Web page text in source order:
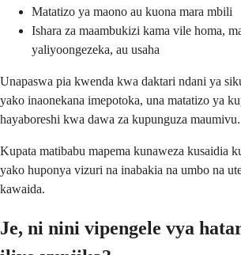
Matatizo ya maono au kuona mara mbili
Ishara za maambukizi kama vile homa,
yaliyoongezeka, au usaha
Unapaswa pia kwenda kwa daktari ndani ya
yako inaonekana imepotoka, una matatizo ya
hayaboreshi kwa dawa za kupunguza maumivu.
Kupata matibabu mapema kunaweza kusaidia
yako huponya vizuri na inabakia na umbo na
kawaida.
Je, ni nini vipengele vya